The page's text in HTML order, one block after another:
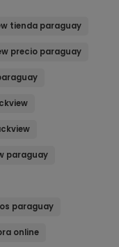
tienda paraguay
precio paraguay
paraguay
paraguay
online